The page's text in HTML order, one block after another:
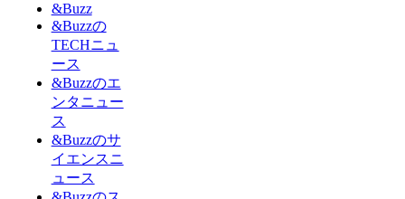
&Buzz
&Buzzの
TECHニュ
ース
&Buzzのエ
ンタニュー
ス
&Buzzのサ
イエンスニ
ュース